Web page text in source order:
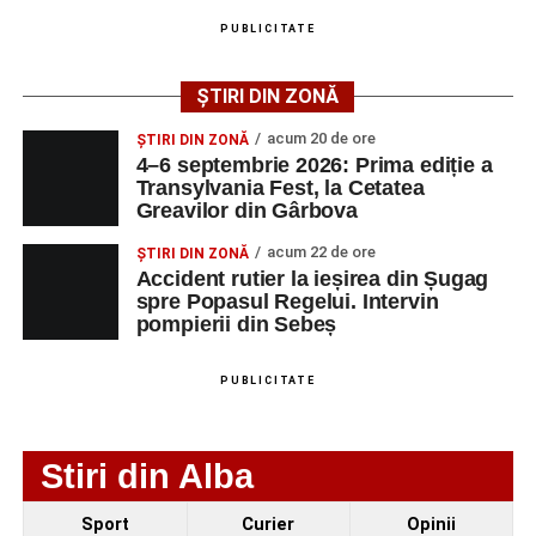
OCUPAŢIA
NR.
LMV
MAIL
Technology Srl
OPERATOR LA
MASINI-UNELTE
CU COMANDA
NUMERICA
1 0752826367
Adaugă-ne ca sursă preferată
Urmărește-ne pe Google News
Ultimele știri din Sebeș
PUBLICITATE
ȘTIRI DIN ZONĂ
ȘTIRI DIN ZONĂ acum 20 de ore
4–6 septembrie 2026: Prima ediție a
Transylvania Fest, la Cetatea
Greavilor din Gârbova
ȘTIRI DIN ZONĂ acum 22 de ore
Accident rutier la ieșirea din Șugag
spre Popasul Regelui. Intervin
pompierii din Sebeș
PUBLICITATE
Stiri din Alba
Sport Curier Opinii